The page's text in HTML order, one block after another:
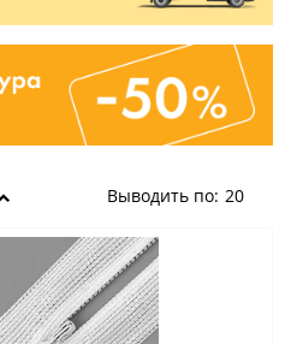
Выводить по: 20